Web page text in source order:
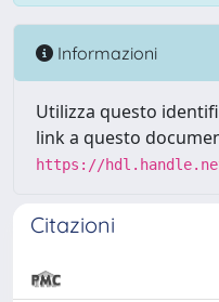
Informazioni
Utilizza questo
link a questo
https://
Citazioni